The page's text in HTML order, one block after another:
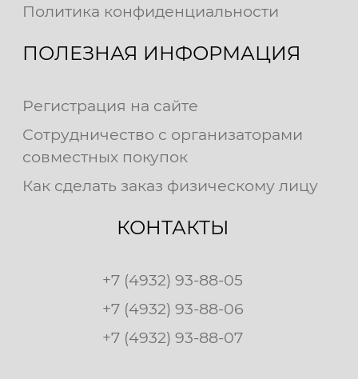
Политика конфиденциальности
ПОЛЕЗНАЯ ИНФОРМАЦИЯ
Регистрация на сайте
Сотрудничество с организаторами
совместных покупок
Как сделать заказ физическому лицу
КОНТАКТЫ
+7 (4932) 93-88-05
+7 (4932) 93-88-06
+7 (4932) 93-88-07